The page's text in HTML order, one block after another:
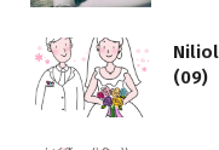
(09)